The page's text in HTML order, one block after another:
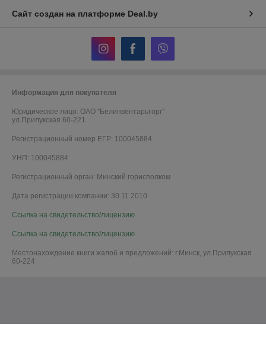
Сайт создан на платформе Deal.by
Информация для покупателя
Юридическое лицо: ОАО "Белинвентарьторг"
ул.Прилукская 60-221
Регистрационный номер ЕГР: 100045884
УНП: 100045884
Регистрационный орган: Минский горисполком
Дата регистрации компании: 30.11.2010
Ссылка на свидетельство/лицензию
Ссылка на свидетельство/лицензию
Местонахождение книги жалоб и предложений: г.Минск, ул.Прилукская
60-224